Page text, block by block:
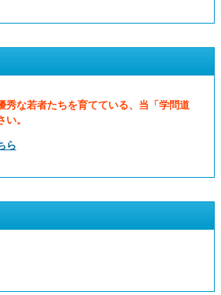
秀な若者たちを育てている、当「学問道
。
ら